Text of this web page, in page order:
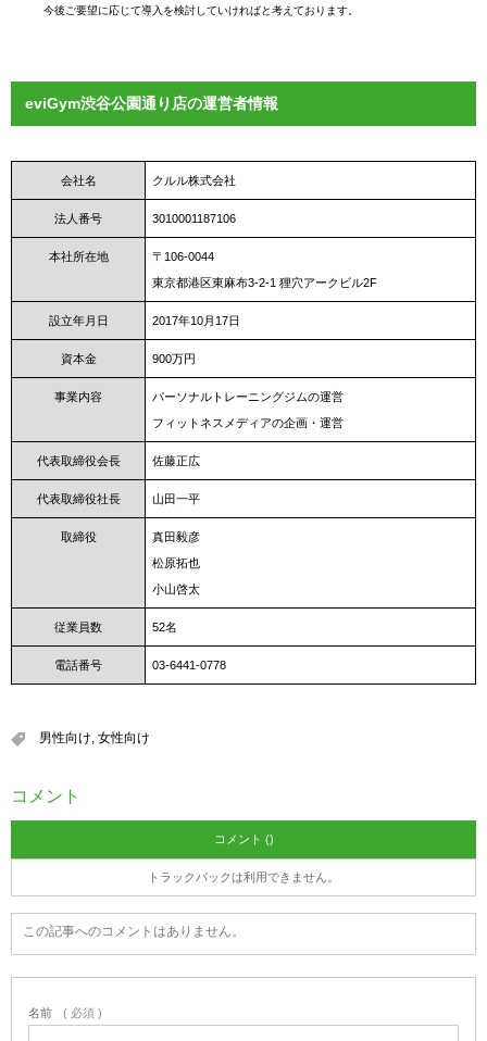
今後ご要望に応じて導入を検討していければと考えております。
eviGym渋谷公園通り店の運営者情報
会社名 クルル株式会社
法人番号 3010001187106
本社所在地
〒106-0044
東京都港区東麻布3-2-1 狸穴アークビル2F
設立年月日 2017年10月17日
資本金 900万円
事業内容
パーソナルトレーニングジムの運営
フィットネスメディアの企画・運営
代表取締役会長 佐藤正広
代表取締役社長 山田一平
取締役
真田毅彦
松原拓也
小山啓太
従業員数 52名
電話番号 03-6441-0778
男性向け 女性向け
コメント
コメント ()
トラックバックは利用できません。
この記事へのコメントはありません。
名前 ( 必須 )